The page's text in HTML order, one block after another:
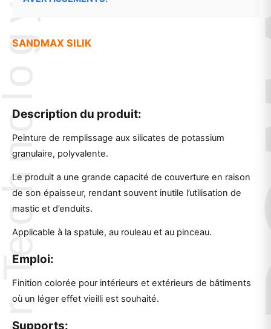
SANDMAX SILIK
Description du produit:
Peinture de remplissage aux silicates de potassium
granulaire, polyvalente.
Le produit a une grande capacité de couverture en raison
de son épaisseur, rendant souvent inutile l’utilisation de
mastic et d’enduits.
Applicable à la spatule, au rouleau et au pinceau.
Emploi:
Finition colorée pour intérieurs et extérieurs de bâtiments
où un léger effet vieilli est souhaité.
Supports: